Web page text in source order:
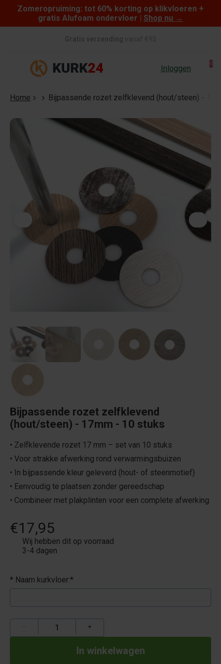
Skip to content
Zomeropruiming: tot 60% korting op klikvloeren +
gratis Alufoam ondervloer | Shop nu →
Inloggen 0
Home Bijpassende rozet zelfklevend (hout/steen) -
Bijpassende rozet zelfklevend
(hout/steen) - 17mm - 10 stuks
• Zelfklevende rozet 17 mm – set van 10 stuks
• Voor strakke afwerking rond verwarmingsbuizen
• In bijpassende kleur geleverd (hout- of steenmotief)
• Eenvoudig te plaatsen zonder gereedschap
• Combineer met plakplinten voor een complete afwerking
€17,95
Wij hebben dit op voorraad
3-4 dagen
* Naam kurkvloer:*
+